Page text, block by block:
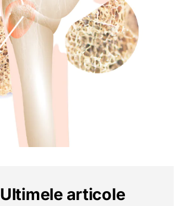
Ultimele articole